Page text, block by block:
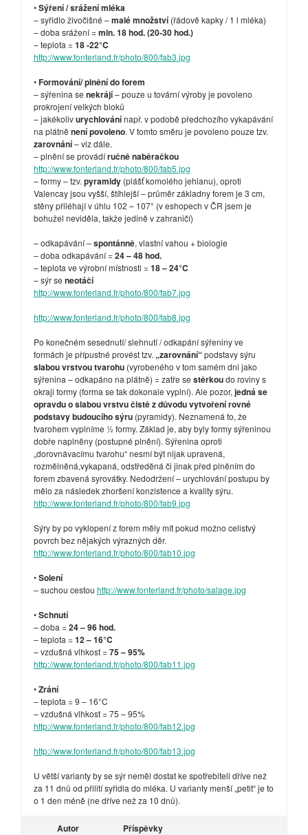
•Sýření / srážení mléka
– syřidlo živočišné –malé množství(řádově kapky / 1 l mléka)
– doba srážení =min. 18 hod. (20-30 hod.)
– teplota =18 -22°C
http://www.fonterland.fr/photo/800/fab3.jpg
•Formování/ plnění do forem
– sýřenina se nekrájí– pouze u tovární výroby je povoleno
prokrojení velkých bloků
– jakékolivurychlovánínapř. v podobě předchozího vykapávání
na plátně není povoleno. V tomto směru je povoleno pouze tzv.
zarovnání– viz dále.
– plnění se provádíručně naběračkou
http://www.fonterland.fr/photo/800/fab5.jpg
– formy – tzv. pyramidy (plášť komolého jehlanu), oproti
Valencay jsou vyšší, štíhlejší – průměr základny forem je 3 cm,
stěny přiléhají v úhlu 102 – 107° (v eshopech v ČR jsem je
bohužel neviděla, takže jedině v zahraničí)
– odkapávání –spontánně, vlastní vahou + biologie
– doba odkapávání =24 – 48 hod.
– teplota ve výrobní místnosti =18 – 24°C
– sýr se neotáčí
http://www.fonterland.fr/photo/800/fab7.jpg
http://www.fonterland.fr/photo/800/fab8.jpg
Po konečném sesednutí/ slehnutí / odkapání sýřeniny ve
formách je přípustné provést tzv. „zarovnání“podstavy sýru
slabou vrstvou tvarohu (vyrobeného v tom samém dni jako
sýřenina – odkapáno na plátně) = zatře se stěrkoudo roviny s
okraji formy (forma se tak dokonale vyplní). Ale pozor, jedná se
opravdu o slabou vrstvu čistě z důvodu vytvoření rovné
podstavy budoucího sýru (pyramidy). Neznamená to, že
tvarohem vyplníme ½ formy. Základ je, aby byly formy sýřeninou
dobře naplněny (postupné plnění). Sýřenina oproti
„dorovnávacímu tvarohu“ nesmí být nijak upravená,
rozmělněná,vykapaná, odstředěná či jinak před plněním do
forem zbavená syrovátky. Nedodržení – urychlování postupu by
mělo za následek zhoršení konzistence a kvality sýru.
http://www.fonterland.fr/photo/800/fab9.jpg
Sýry by po vyklopení z forem měly mít pokud možno celistvý
povrch bez nějakých výrazných děr.
http://www.fonterland.fr/photo/800/fab10.jpg
•Solení
– suchou cestou http://www.fonterland.fr/photo/salage.jpg
•Schnutí
– doba =24 – 96 hod.
– teplota =12 – 16°C
– vzdušná vlhkost =75 – 95%
http://www.fonterland.fr/photo/800/fab11.jpg
•Zrání
– teplota = 9 – 16°C
– vzdušná vlhkost = 75 – 95%
http://www.fonterland.fr/photo/800/fab12.jpg
http://www.fonterland.fr/photo/800/fab13.jpg
U větší varianty by se sýr neměl dostat ke spotřebiteli dříve než
za 11 dnů od přilití syřidla do mléka. U varianty menší „petit“ je to
o 1 den méně (ne dříve než za 10 dnů).
Autor Příspěvky